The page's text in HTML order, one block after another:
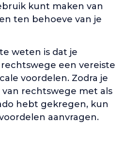
kunt maken van
ten behoeve van je
weten is dat je
een vereiste
voordelen. Zodra je
rechtswege met als
hebt gekregen, kun
aanvragen.